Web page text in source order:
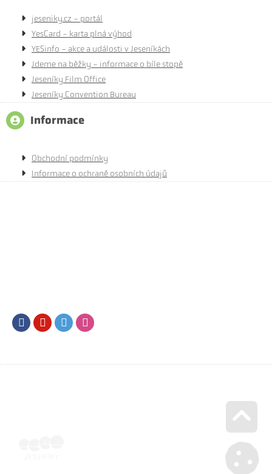
jeseniky.cz - portál
YesCard - karta plná výhod
YESinfo - akce a události v Jeseníkách
Jdeme na běžky - informace o bíle stopě
Jeseníky Film Office
Jeseníky Convention Bureau
Informace
Obchodní podmínky
Informace o ochraně osobních údajů
FacebookYoutubeTwitter
Go